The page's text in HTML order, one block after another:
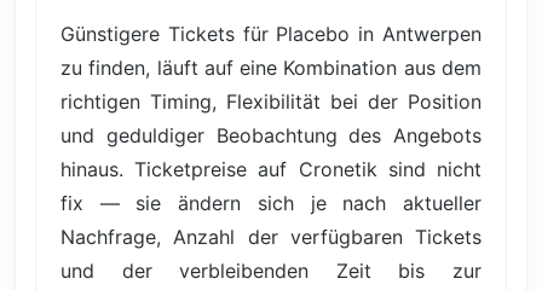
Günstigere Tickets für Placebo in Antwerpen
zu finden, läuft auf eine Kombination aus dem
richtigen Timing, Flexibilität bei der Position
und geduldiger Beobachtung des Angebots
hinaus. Ticketpreise auf Cronetik sind nicht
fix — sie ändern sich je nach aktueller
Nachfrage, Anzahl der verfügbaren Tickets
und der verbleibenden Zeit bis zur